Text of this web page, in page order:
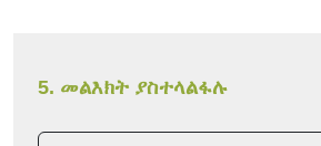
5. መልእክት ያስተላልፋሉ